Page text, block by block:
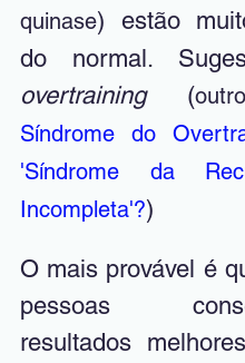
quinase) estão
overtraining (
Síndrome do
'Síndrome da
Incompleta'?)
O mais provável é
pessoas
resultados